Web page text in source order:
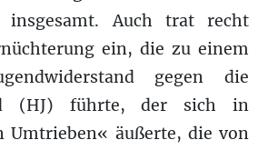
insgesamt. Auch trat recht
ein, die zu einem
gegen die
(HJ) führte, der sich in
Umtrieben« äußerte, die von